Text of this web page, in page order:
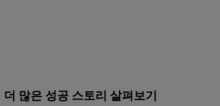
더 많은 성공 스토리 살펴보기